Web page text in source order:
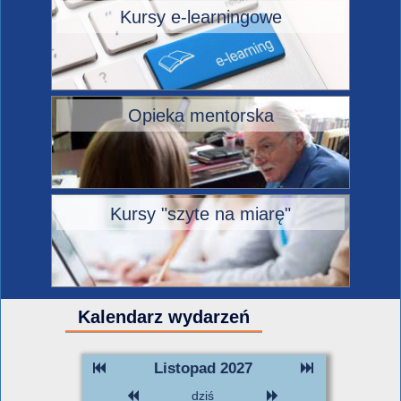
Kursy e-learningowe
Opieka mentorska
Kursy "szyte na miarę"
Kalendarz wydarzeń
Listopad 2027
dziś